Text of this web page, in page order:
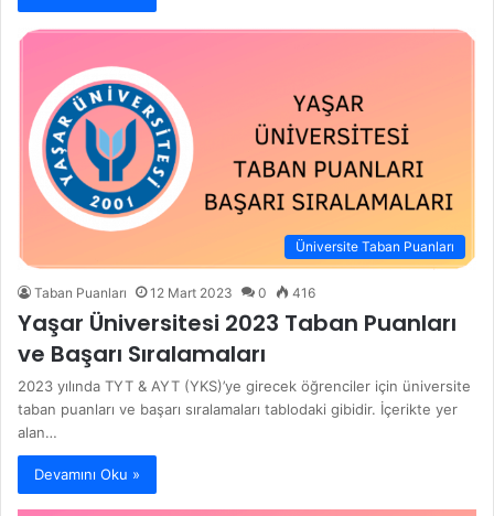
Üniversite Taban Puanları
Taban Puanları 12 Mart 2023 0 416
Yaşar Üniversitesi 2023 Taban Puanları
ve Başarı Sıralamaları
2023 yılında TYT & AYT (YKS)’ye girecek öğrenciler için üniversite
taban puanları ve başarı sıralamaları tablodaki gibidir. İçerikte yer
alan…
Devamını Oku »